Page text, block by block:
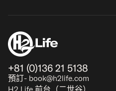
+81 (0)136 21 5138
預訂- book@h2life.com